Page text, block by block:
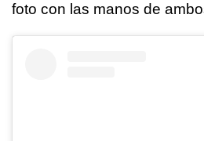
foto con las manos de